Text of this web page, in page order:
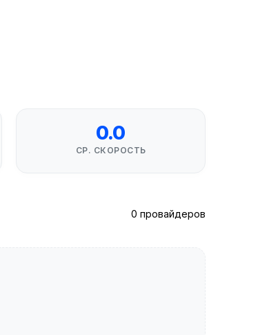
0.0
СР. СКОРОСТЬ
0 провайдеров